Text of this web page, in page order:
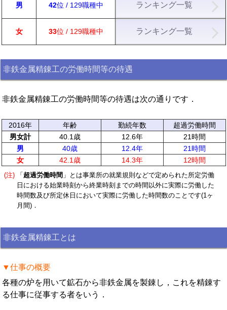
男 42位 / 129職種中 ランキング一覧
女 33位 / 129職種中 ランキング一覧
非鉄金属精錬工の労働時間等の待遇
非鉄金属精錬工の労働時間等の待遇は次の通りです．
2016年 年齢 勤続年数
超過労働時間
男女計
40.1歳 12.6年
21時間
男
40歳 12.4年
21時間
女
42.1歳 14.3年 12時間
(注) 「 超過労働時間 」とは事業所の就業規則などで定められた所定労働
日における始業時刻から終業時刻までの時間以外に実際に労働した
時間数及び所定休日において実際に労働した時間数のことです(1ヶ
月間)．
非鉄金属精錬工とは
▼仕事の概要
各種の炉を用いて鉱石から非鉄金属を製錬し，これを精錬す
る仕事に従事する者をいう．